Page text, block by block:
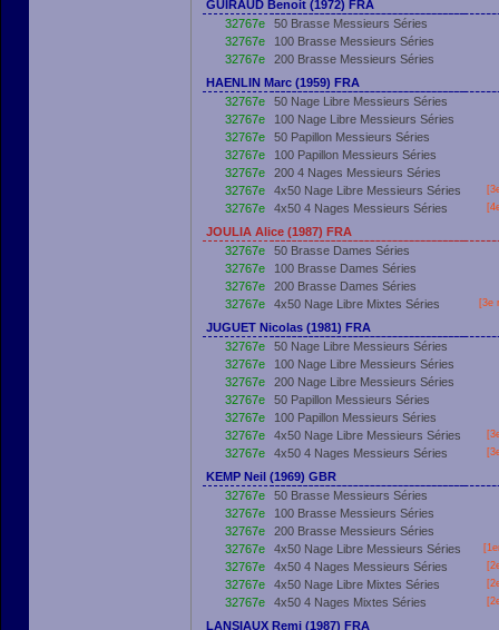
GUIRAUD Benoit (1972) FRA
32767e
50 Brasse Messieurs Séries
32767e
100 Brasse Messieurs Séries
32767e
200 Brasse Messieurs Séries
HAENLIN Marc (1959) FRA
32767e
50 Nage Libre Messieurs Séries
32767e
100 Nage Libre Messieurs Séries
32767e
50 Papillon Messieurs Séries
32767e
100 Papillon Messieurs Séries
32767e
200 4 Nages Messieurs Séries
32767e
4x50 Nage Libre Messieurs Séries
32767e 4x50 4 Nages Messieurs Séries
JOULIA Alice (1987) FRA
32767e
50 Brasse Dames Séries
32767e
100 Brasse Dames Séries
32767e
200 Brasse Dames Séries
32767e
4x50 Nage Libre Mixtes Séries [3e
JUGUET Nicolas (1981) FRA
32767e
50 Nage Libre Messieurs Séries
32767e
100 Nage Libre Messieurs Séries
32767e
200 Nage Libre Messieurs Séries
32767e
50 Papillon Messieurs Séries
32767e
100 Papillon Messieurs Séries
32767e
4x50 Nage Libre Messieurs Séries
32767e 4x50 4 Nages Messieurs Séries
KEMP Neil (1969) GBR
32767e
50 Brasse Messieurs Séries
32767e
100 Brasse Messieurs Séries
32767e
200 Brasse Messieurs Séries
32767e
4x50 Nage Libre Messieurs Séries [
32767e 4x50 4 Nages Messieurs Séries
32767e 4x50 Nage Libre Mixtes Séries
32767e 4x50 4 Nages Mixtes Séries
LANSIAUX Remi (1987) FRA